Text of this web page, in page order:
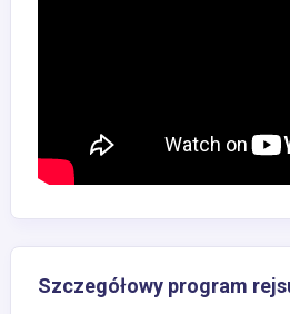
Szczegółowy program